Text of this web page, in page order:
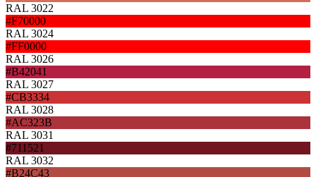
RAL 3022
#F70000
RAL 3024
#FF0000
RAL 3026
#B42041
RAL 3027
#CB3334
RAL 3028
#AC323B
RAL 3031
#711521
RAL 3032
#B24C43